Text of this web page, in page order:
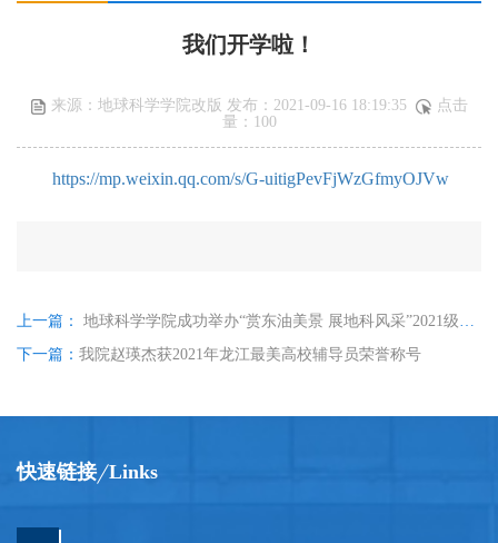
我们开学啦！
来源：地球科学学院改版 发布：2021-09-16 18:19:35
点击
量： 100
https://mp.weixin.qq.com/s/G-uitigPevFjWzGfmyOJVw
上一篇： 地球科学学院成功举办“赏东油美景 展地科风采”2021级新生游校和特色手印墙活动
下一篇： 我院赵瑛杰获2021年龙江最美高校辅导员荣誉称号
快速链接 Links